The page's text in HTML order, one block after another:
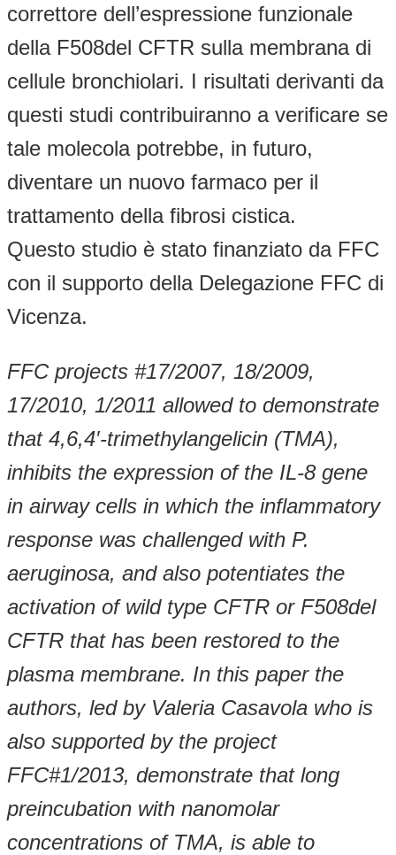
correttore dell’espressione funzionale
della F508del CFTR sulla membrana di
cellule bronchiolari. I risultati derivanti da
questi studi contribuiranno a verificare se
tale molecola potrebbe, in futuro,
diventare un nuovo farmaco per il
trattamento della fibrosi cistica.
Questo studio è stato finanziato da FFC
con il supporto della Delegazione FFC di
Vicenza.
FFC projects #17/2007, 18/2009,
17/2010, 1/2011 allowed to demonstrate
that 4,6,4′-trimethylangelicin (TMA),
inhibits the expression of the IL-8 gene
in airway cells in which the inflammatory
response was challenged with P.
aeruginosa, and also potentiates the
activation of wild type CFTR or F508del
CFTR that has been restored to the
plasma membrane. In this paper the
authors, led by Valeria Casavola who is
also supported by the project
FFC#1/2013, demonstrate that long
preincubation with nanomolar
concentrations of TMA, is able to